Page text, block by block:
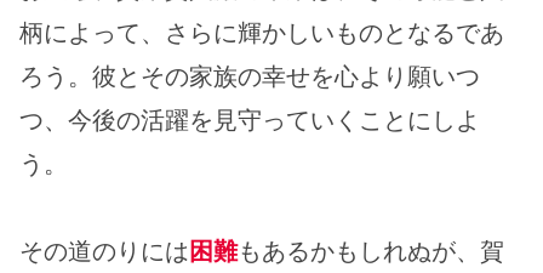
柄によって、さらに輝かしいものとなるであ
ろう。彼とその家族の幸せを心より願いつ
つ、今後の活躍を見守っていくことにしよ
う。
その道のりには 困難もあるかもしれぬが、賀